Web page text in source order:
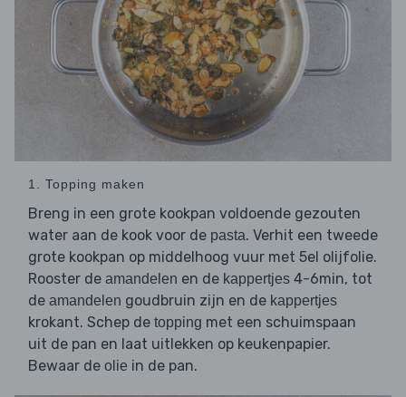
1. Topping maken
Breng in een grote kookpan voldoende gezouten
water aan de kook voor de pasta. Verhit een tweede
grote kookpan op middelhoog vuur met 5el olijfolie.
Rooster de amandelen en de kappertjes 4-6min, tot
de amandelen goudbruin zijn en de kappertjes
krokant. Schep de topping met een schuimspaan
uit de pan en laat uitlekken op keukenpapier.
Bewaar de olie in de pan.